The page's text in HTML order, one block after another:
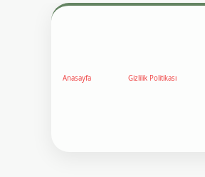
Anasayfa Gizlilik Politikası